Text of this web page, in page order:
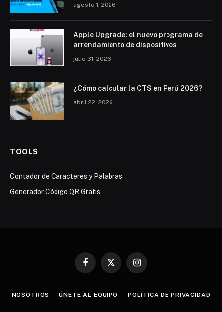
agosto 1, 2026
Apple Upgrade: el nuevo programa de
arrendamiento de dispositivos
julio 31, 2026
¿Cómo calcular la CTS en Perú 2026?
abril 22, 2026
TOOLS
Contador de Caracteres y Palabras
Generador Código QR Gratis
Facebook
X
Instagram
NOSOTROS ÚNETE AL EQUIPO POLÍTICA DE PRIVACIDAD